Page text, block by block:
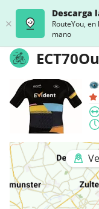
Descarga
RouteYou,
mano